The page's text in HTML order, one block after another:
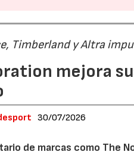
Timberland y Altra
mejora
30/07/2026
de marcas como The